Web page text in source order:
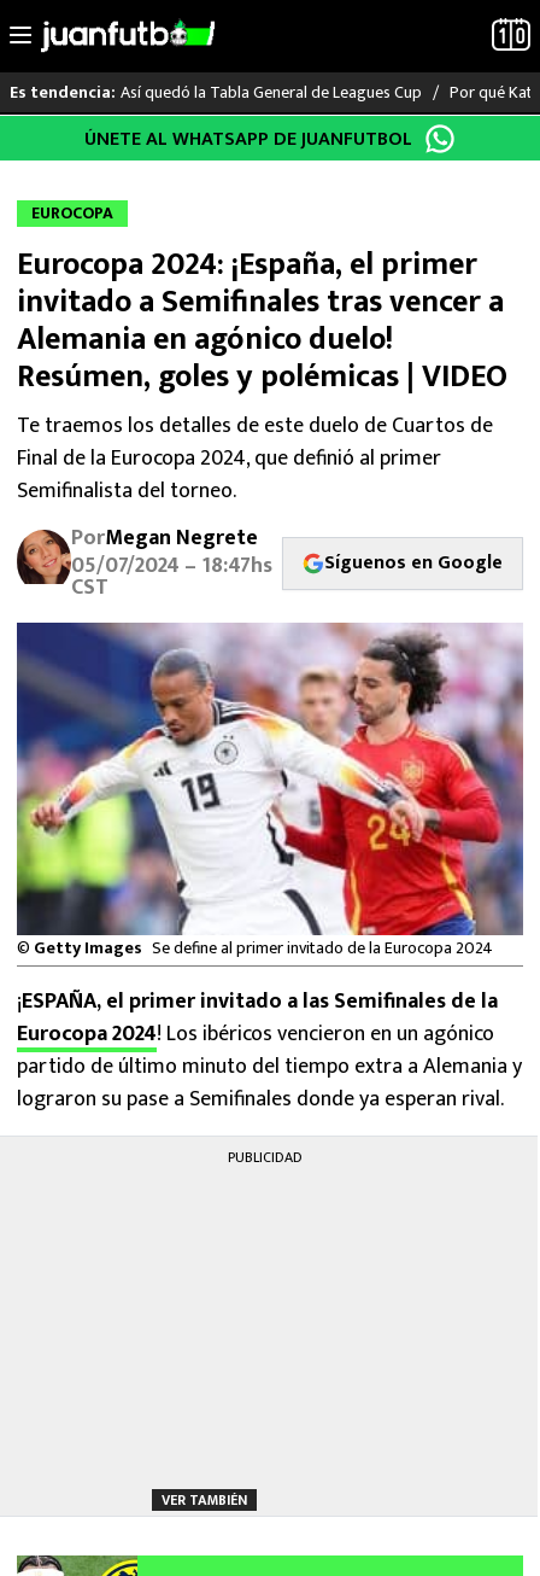
al
Es tendencia: Así quedó la Tabla General de Leagues Cup Por qué
LO ÚLTIMO
LIGA MX
RAYADOS
PUMAS
ATLANTE
SELECCIÓN MEXICANA
FUTBOL INTERNACIONAL
MEXICANOS EN EL EXTRANJERO
FUTBOL ESTUFA
FÓRMULA 1
BOXEO
LIGA MX
NFL
ÚNETE AL WHATSAPP DE JUANFUTBOL
EUROCOPA
Eurocopa 2024: ¡España, el primer
invitado a Semifinales tras vencer a
Alemania en agónico duelo!
Resúmen, goles y polémicas | VIDEO
Te traemos los detalles de este duelo de Cuartos de
Final de la Eurocopa 2024, que definió al primer
Semifinalista del torneo.
PorMegan Negrete
05/07/2024 – 18:47hs
CST
Síguenos en Google
© Getty Images Se define al primer invitado de la Eurocopa 2024
¡ESPAÑA, el primer invitado a las Semifinales de la
Eurocopa 2024! Los ibéricos vencieron en un agónico
partido de último minuto del tiempo extra a Alemania y
lograron su pase a Semifinales donde ya esperan rival.
PUBLICIDAD
VER TAMBIÉN